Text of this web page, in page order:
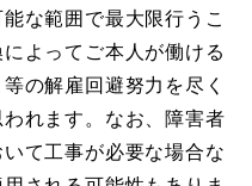
な範囲で最大限行うこ
よってご本人が働ける
の解雇回避努力を尽く
れます。なお、障害者
て工事が必要な場合な